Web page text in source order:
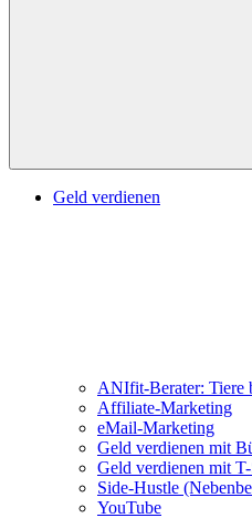
Geld verdienen
ANIfit-Berater: Tiere
Affiliate-Marketing
eMail-Marketing
Geld verdienen mit
Geld verdienen mit
Side-Hustle
YouTube